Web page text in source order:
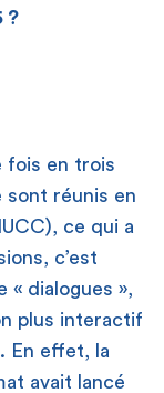
?
fois en trois
sont réunis en
ce qui a
c’est
« dialogues »,
plus interactif
En effet, la
avait lancé